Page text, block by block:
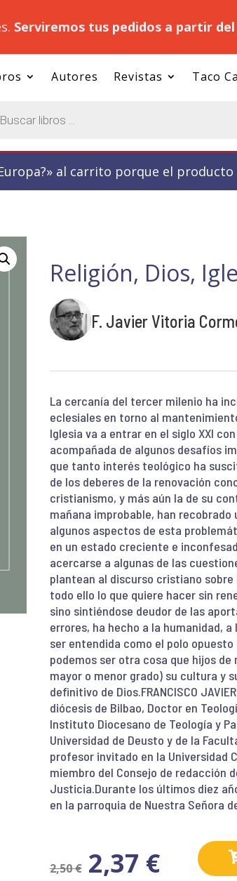
Serviremos tus pedidos a partir
Autores Revistas Taco
al carrito porque el
Religión, Dios,
F. Javier Vitoria
La cercanía del tercer milenio ha
eclesiales en torno al
Iglesia va a entrar en el siglo XXI
acompañada de algunos desafíos
que tanto interés teológico ha
de los deberes de la renovación
cristianismo, y más aún la de su
mañana improbable, han
algunos aspectos de esta
en un estado creciente e
acercarse a algunas de las
plantean al discurso cristiano
todo ello lo que quiere hacer sin
sino sintiéndose deudor de las
errores, ha hecho a la humanidad,
ser entendida como el polo
podemos ser otra cosa que hijos
mayor o menor grado) su cultura y
definitivo de Dios.FRANCISCO
diócesis de Bilbao, Doctor en
Instituto Diocesano de Teología y
Universidad de Deusto y de la
profesor invitado en la Universidad
miembro del Consejo de redacción
Justicia.Durante los últimos diez
en la parroquia de Nuestra Señora
2,50€ 2,37 €